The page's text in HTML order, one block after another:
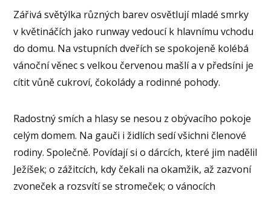
Zářivá světýlka různých barev osvětlují mladé smrky
v květináčích jako runway vedoucí k hlavnímu vchodu
do domu. Na vstupních dveřích se spokojeně kolébá
vánoční věnec s velkou červenou mašlí a v předsíni je
cítit vůně cukroví, čokolády a rodinné pohody.
Radostný smích a hlasy se nesou z obývacího pokoje
celým domem. Na gauči i židlích sedí všichni členové
rodiny. Společně. Povídají si o dárcích, které jim nadělil
Ježíšek; o zážitcích, kdy čekali na okamžik, až zazvoní
zvoneček a rozsvítí se stromeček; o vánocích